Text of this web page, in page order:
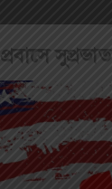
প্রবাসে সুপ্রভাত